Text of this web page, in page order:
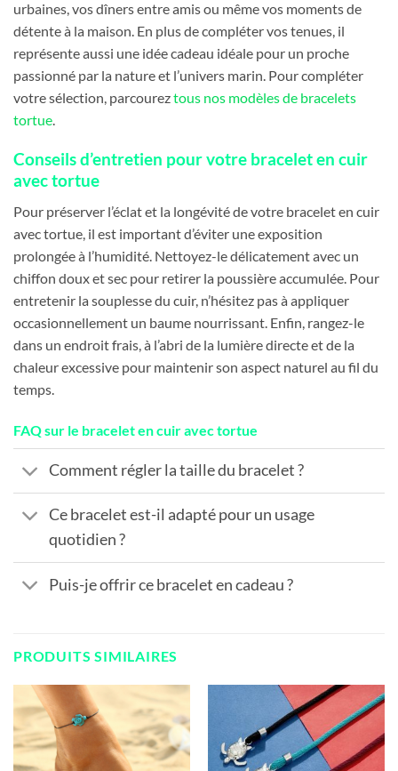
urbaines, vos dîners entre amis ou même vos moments de
détente à la maison. En plus de compléter vos tenues, il
représente aussi une idée cadeau idéale pour un proche
passionné par la nature et l’univers marin. Pour compléter
votre sélection, parcoureztous nos modèles de bracelets
tortue
Conseils d’entretien pour votre bracelet en cuir
avec tortue
Pour préserver l’éclat et la longévité de votre bracelet en cuir
avec tortue, il est important d’éviter une exposition
prolongée à l’humidité. Nettoyez-le délicatement avec un
chiffon doux et sec pour retirer la poussière accumulée. Pour
entretenir la souplesse du cuir, n’hésitez pas à appliquer
occasionnellement un baume nourrissant. Enfin, rangez-le
dans un endroit frais, à l’abri de la lumière directe et de la
chaleur excessive pour maintenir son aspect naturel au fil du
temps.
FAQ sur le bracelet en cuir avec tortue
Comment régler la taille du bracelet ?
Ce bracelet est-il adapté pour un usage
quotidien ?
Puis-je offrir ce bracelet en cadeau ?
PRODUITS SIMILAIRES